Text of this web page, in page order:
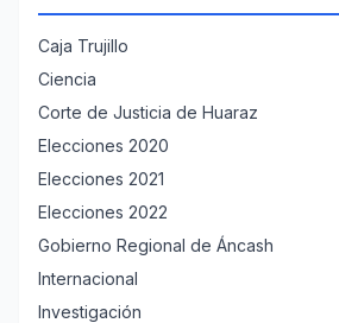
Caja Trujillo
Ciencia
Corte de Justicia de Huaraz
Elecciones 2020
Elecciones 2021
Elecciones 2022
Gobierno Regional de Áncash
Internacional
Investigación